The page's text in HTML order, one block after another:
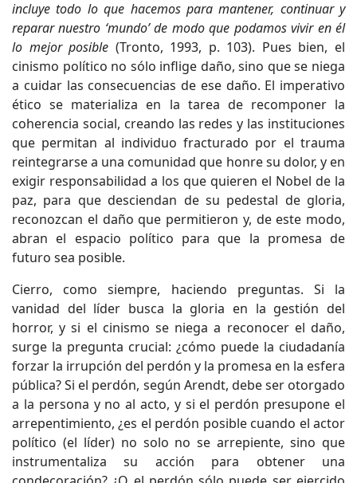
incluye todo lo que hacemos para mantener, continuar y
reparar nuestro ‘mundo’ de modo que podamos vivir en él
lo mejor posible (Tronto, 1993, p. 103). Pues bien, el
cinismo político no sólo inflige daño, sino que se niega
a cuidar las consecuencias de ese daño. El imperativo
ético se materializa en la tarea de recomponer la
coherencia social, creando las redes y las instituciones
que permitan al individuo fracturado por el trauma
reintegrarse a una comunidad que honre su dolor, y en
exigir responsabilidad a los que quieren el Nobel de la
paz, para que desciendan de su pedestal de gloria,
reconozcan el daño que permitieron y, de este modo,
abran el espacio político para que la promesa de
futuro sea posible.
Cierro, como siempre, haciendo preguntas. Si la
vanidad del líder busca la gloria en la gestión del
horror, y si el cinismo se niega a reconocer el daño,
surge la pregunta crucial: ¿cómo puede la ciudadanía
forzar la irrupción del perdón y la promesa en la esfera
pública? Si el perdón, según Arendt, debe ser otorgado
a la persona y no al acto, y si el perdón presupone el
arrepentimiento, ¿es el perdón posible cuando el actor
político (el líder) no solo no se arrepiente, sino que
instrumentaliza su acción para obtener una